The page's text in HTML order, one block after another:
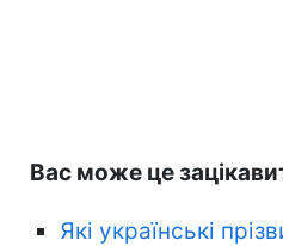
Вас може це
Які українські